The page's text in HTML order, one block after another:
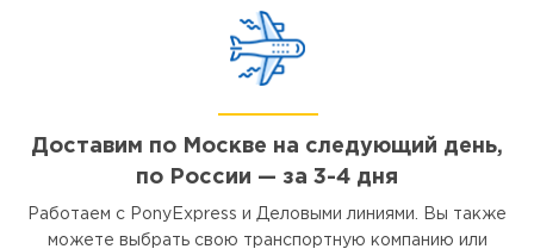
Доставим по Москве на следующий день,
по России — за 3-4 дня
Работаем с PonyExpress и Деловыми линиями. Вы также
можете выбрать свою транспортную компанию или